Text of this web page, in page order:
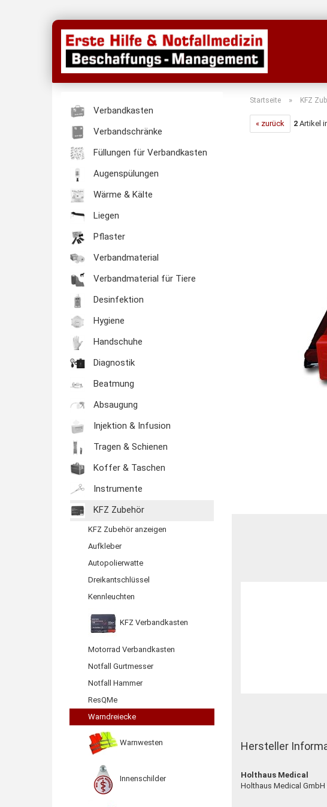
Startseite » KFZ
« zurück 2 Artikel
Hersteller
Holthaus Medical
Holthaus Medical GmbH
Verbandkasten
Verbandschränke
Füllungen für Verbandkasten
Augenspülungen
Wärme & Kälte
Liegen
Pflaster
Verbandmaterial
Verbandmaterial für Tiere
Desinfektion
Hygiene
Handschuhe
Diagnostik
Beatmung
Absaugung
Injektion & Infusion
Tragen & Schienen
Koffer & Taschen
Instrumente
KFZ Zubehör
KFZ Zubehör anzeigen
Aufkleber
Autopolierwatte
Dreikantschlüssel
Kennleuchten
KFZ Verbandkasten
Motorrad Verbandkasten
Notfall Gurtmesser
Notfall Hammer
ResQMe
Warndreiecke
Warnwesten
Innenschilder